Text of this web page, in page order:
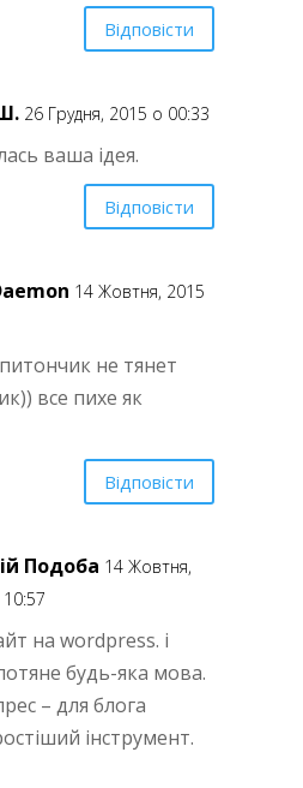
Відповісти
26 Грудня, 2015 о 00:33
ваша iдея.
Відповісти
14 Жовтня, 2015
не тянет
все пихе як
Відповісти
Подоба 14 Жовтня,
на wordpress. і
будь-яка мова.
– для блога
інструмент.